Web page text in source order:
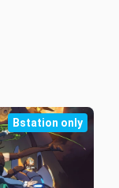
titik
Bstation only